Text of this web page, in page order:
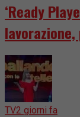
‘Ready
TV2 giorni fa